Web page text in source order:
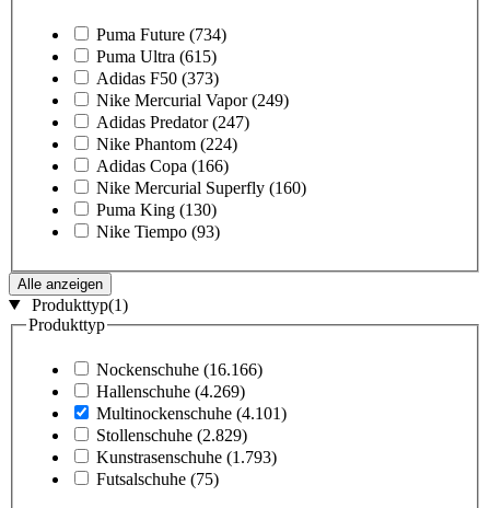
Puma Future (734)
Puma Ultra (615)
Adidas F50 (373)
Nike Mercurial Vapor (249)
Adidas Predator (247)
Nike Phantom (224)
Adidas Copa (166)
Nike Mercurial Superfly (160)
Puma King (130)
Nike Tiempo (93)
Alle anzeigen
Produkttyp(1)
Produkttyp
Nockenschuhe (16.166)
Hallenschuhe (4.269)
Multinockenschuhe (4.101)
Stollenschuhe (2.829)
Kunstrasenschuhe (1.793)
Futsalschuhe (75)